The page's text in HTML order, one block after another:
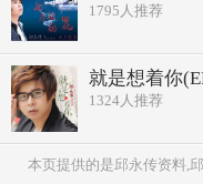
1795 人推荐
就是想着你
1324人推荐
本页提供的是邱永传资料,